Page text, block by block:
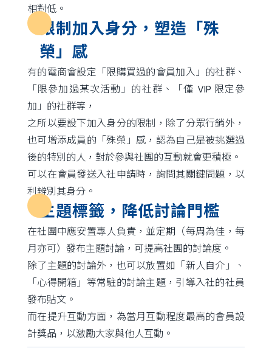
相對低。
限制加入身分，塑造「殊
榮」感
有的電商會設定「限購買過的會員加入」的社群、
「限參加過某次活動」的社群、「僅 VIP 限定參
加」的社群等，
之所以要設下加入身分的限制，除了分眾行銷外，
也可增添成員的「殊榮」感，認為自己是被挑選過
後的特別的人，對於參與社團的互動就會更積極。
可以在會員發送入社申請時，詢問其關鍵問題，以
利辨別其身分。
主題標籤，降低討論門檻
在社團中應安置專人負責，並定期（每周為佳，每
月亦可）發布主題討論，可提高社團的討論度。
除了主題的討論外，也可以放置如「新人自介」、
「心得開箱」等常駐的討論主題，引導入社的社員
發布貼文。
而在提升互動方面，為當月互動程度最高的會員設
計獎品，以激勵大家與他人互動。